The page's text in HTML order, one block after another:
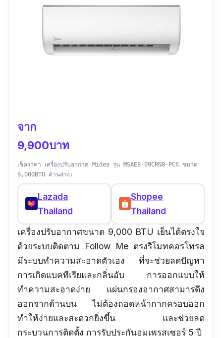
จาก
9,900บาท
เช็คราคา เครื่องปรับอากาศ Midea รุ่น MSAEB-09CRN8-PC6 ขนาด
9,000BTU ด้านล่าง:
Lazada
Thailand
Shopee
Thailand
เครื่องปรับอากาศขนาด 9,000 BTU เย็นได้ตรงใจ
ด้วยระบบติดตาม Follow Me ตรงรีโมทคอรโทรล
มีระบบทำความสะอาดตัวเอง ที่จะช่วยลดปัญหา
การเกิดแบคทีเรียและกลิ่นอับ การออกแบบให้
ทำความสะอาดง่าย แผ่นกรองอากาศสามารดึง
ออกจากด้านบน ไม่ต้องถอดหน้ากากครอบออก
ทำให้ง่ายและสะดวกยิ่งขึ้น และช่วยลด
กระบวนการติดตั้ง การรับประกันอมเพรสเซอร์ 5 ปี